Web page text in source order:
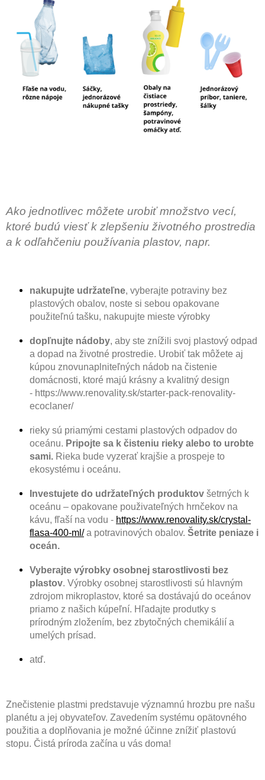
Ako jednotlivec môžete urobiť množstvo vecí,
ktoré budú viesť k zlepšeniu životného prostredia
a k odľahčeniu používania plastov, napr.
nakupujte udržateľne, vyberajte potraviny bez
plastových obalov, noste si sebou opakovane
použiteľnú tašku, nakupujte mieste výrobky
dopľnujte nádoby, aby ste znížili svoj plastový odpad
a dopad na životné prostredie. Urobiť tak môžete aj
kúpou znovunaplniteľných nádob na čistenie
domácnosti, ktoré majú krásny a kvalitný design
- https://www.renovality.sk/starter-pack-renovality-
ecoclaner/
rieky sú priamými cestami plastových odpadov do
oceánu. Pripojte sa k čisteniu rieky alebo to urobte
sami. Rieka bude vyzerať krajšie a prospeje to
ekosystému i oceánu.
Investujete do udržateľných produktov šetrných k
oceánu – opakovane použivateľných hrnčekov na
kávu, fľaší na vodu - https://www.renovality.sk/crystal-
flasa-400-ml/a potravinových obalov. Šetrite peniaze i
oceán.
Vyberajte výrobky osobnej starostlivosti bez
plastov. Výrobky osobnej starostlivosti sú hlavným
zdrojom mikroplastov, ktoré sa dostávajú do oceánov
priamo z našich kúpeľní. Hľadajte produtky s
prírodným zložením, bez zbytočných chemikálií a
umelých prísad.
atď.
Znečistenie plastmi predstavuje významnú hrozbu pre našu
planétu a jej obyvateľov. Zavedením systému opätovného
použitia a doplňovania je možné účinne znížiť plastovú
stopu. Čistá príroda začína u vás doma!